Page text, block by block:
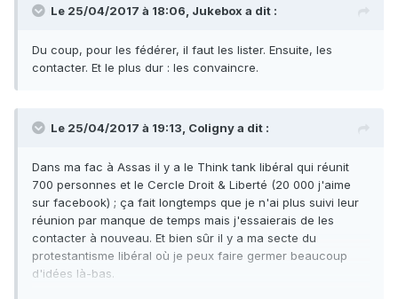
Le 25/04/2017 à 18:06, Jukebox a dit :
Du coup, pour les fédérer, il faut les lister. Ensuite, les
contacter. Et le plus dur : les convaincre.
Le 25/04/2017 à 19:13, Colignya dit :
Dans ma fac à Assas il y a le Think tank libéral qui réunit
700 personnes et le Cercle Droit & Liberté (20 000 j'aime
sur facebook) ; ça fait longtemps que je n'ai plus suivi leur
réunion par manque de temps mais j'essaierais de les
contacter à nouveau. Et bien sûr il y a ma secte du
protestantisme libéral où je peux faire germer beaucoup
d'idées là-bas.